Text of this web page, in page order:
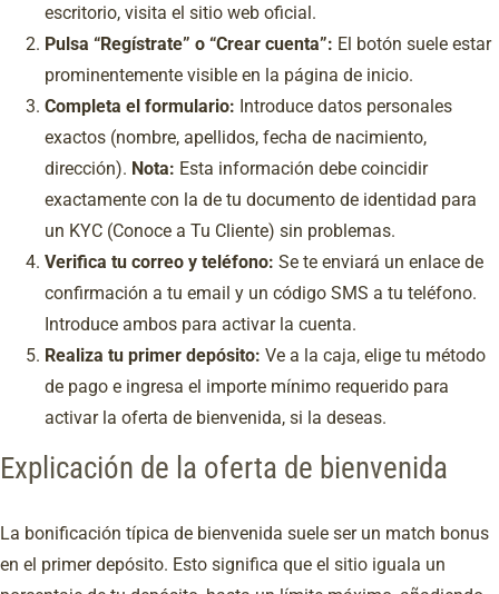
escritorio, visita el sitio web oficial.
Pulsa “Regístrate” o “Crear cuenta”: El botón suele estar
prominentemente visible en la página de inicio.
Completa el formulario: Introduce datos personales
exactos (nombre, apellidos, fecha de nacimiento,
dirección). Nota: Esta información debe coincidir
exactamente con la de tu documento de identidad para
un KYC (Conoce a Tu Cliente) sin problemas.
Verifica tu correo y teléfono: Se te enviará un enlace de
confirmación a tu email y un código SMS a tu teléfono.
Introduce ambos para activar la cuenta.
Realiza tu primer depósito: Ve a la caja, elige tu método
de pago e ingresa el importe mínimo requerido para
activar la oferta de bienvenida, si la deseas.
Explicación de la oferta de bienvenida
La bonificación típica de bienvenida suele ser un match bonus
en el primer depósito. Esto significa que el sitio iguala un